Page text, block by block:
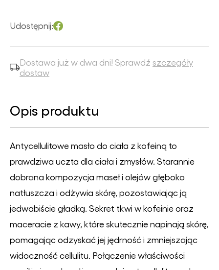
Udostępnij:
Dostawa już w dwa dni! Sprawdź szczegóły
dostaw
Opis produktu
Antycellulitowe masło do ciała z kofeiną to
prawdziwa uczta dla ciała i zmysłów. Starannie
dobrana kompozycja maseł i olejów głęboko
natłuszcza i odżywia skórę, pozostawiając ją
jedwabiście gładką. Sekret tkwi w kofeinie oraz
maceracie z kawy, które skutecznie napinają skórę,
pomagając odzyskać jej jędrność i zmniejszając
widoczność cellulitu. Połączenie właściwości